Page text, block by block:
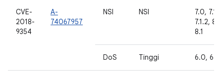
CVE-
2018-
9354
A-
74067957
NSI NSI
7.0, 7.1.1,
7.1.2,
8.1
DoS Tinggi 6.0,